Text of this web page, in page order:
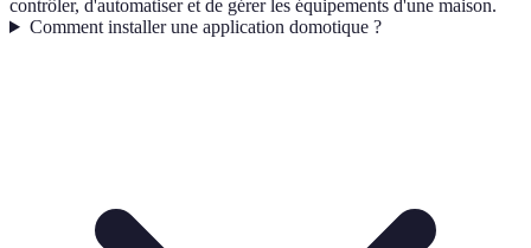
contrôler, d'automatiser et de gérer les équipements d'une maison.
Comment installer une application domotique ?